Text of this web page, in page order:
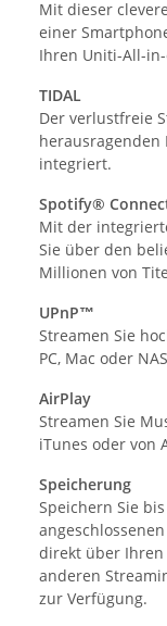
Mit dieser
einer
Ihren Uniti-All-
TIDAL
Der verlustfreie
herausragenden
integriert.
Spotify®
Mit der
Sie über den
Millionen von
UPnP™
Streamen Sie
PC, Mac oder
AirPlay
Streamen Sie
iTunes oder von
Speicherung
Speichern Sie
direkt über Ihren
anderen
zur Verfügung.